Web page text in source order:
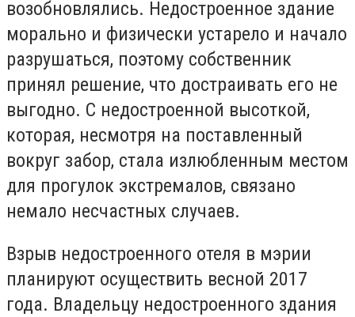
возобновлялись. Недостроенное здание
морально и физически устарело и начало
разрушаться, поэтому собственник
принял решение, что достраивать его не
выгодно. С недостроенной высоткой,
которая, несмотря на поставленный
вокруг забор, стала излюбленным местом
для прогулок экстремалов, связано
немало несчастных случаев.
Взрыв недостроенного отеля в мэрии
планируют осуществить весной 2017
года. Владельцу недостроенного здания